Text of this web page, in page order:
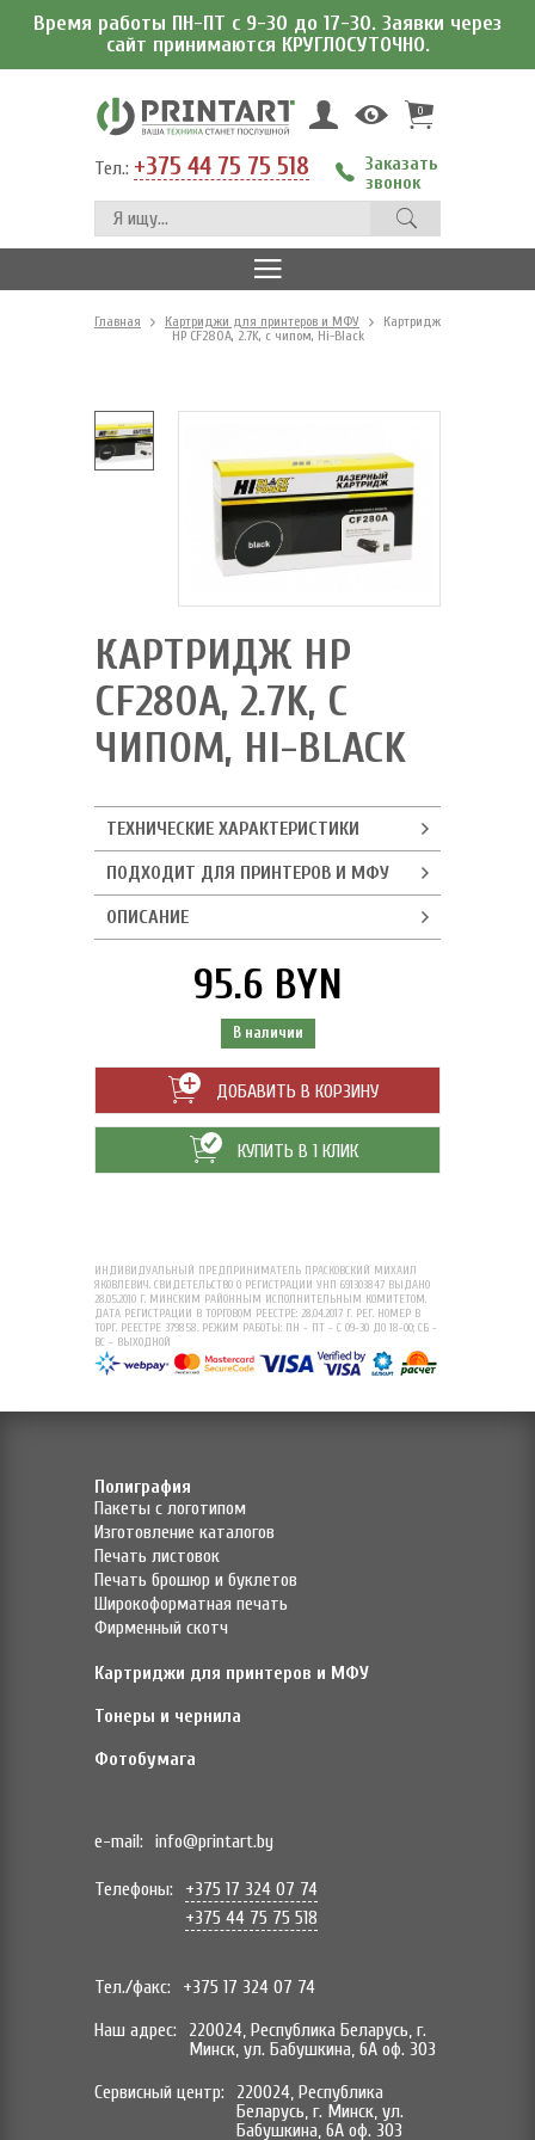
Время работы ПН-ПТ с 9-30 до 17-30. Заявки через
сайт принимаются КРУГЛОСУТОЧНО.
0
Тел.: +375 44 75 75 518
Заказать
звонок
Главная Картриджи для принтеров и МФУ
Картридж
HP CF280A, 2.7K, c чипом, Hi-Black
КАРТРИДЖ HP
CF280A, 2.7K, C
ЧИПОМ, HI-BLACK
ТЕХНИЧЕСКИЕ ХАРАКТЕРИСТИКИ
ПОДХОДИТ ДЛЯ ПРИНТЕРОВ И МФУ
ОПИСАНИЕ
95.6 BYN
В наличии
ДОБАВИТЬ В КОРЗИНУ
КУПИТЬ В 1 КЛИК
ИНДИВИДУАЛЬНЫЙ ПРЕДПРИНИМАТЕЛЬ ПРАСКОВСКИЙ МИХАИЛ
ЯКОВЛЕВИЧ. СВИДЕТЕЛЬСТВО О РЕГИСТРАЦИИ УНП 691303847 ВЫДАНО
28.05.2010 Г. МИНСКИМ РАЙОННЫМ ИСПОЛНИТЕЛЬНЫМ КОМИТЕТОМ.
ДАТА РЕГИСТРАЦИИ В ТОРГОВОМ РЕЕСТРЕ: 28.04.2017 Г. РЕГ. НОМЕР В
ТОРГ. РЕЕСТРЕ 379858. РЕЖИМ РАБОТЫ: ПН - ПТ - С 09-30 ДО 18-00; СБ -
ВС - ВЫХОДНОЙ
Полиграфия
Пакеты с логотипом
Изготовление каталогов
Печать листовок
Печать брошюр и буклетов
Широкоформатная печать
Фирменный скотч
Картриджи для принтеров и МФУ
Тонеры и чернила
Фотобумага
e-mail: info@printart.by
Телефоны:
+375 17 324 07 74
+375 44 75 75 518
Тел./факс:
+375 17 324 07 74
Наш адрес:
220024, Республика Беларусь, г.
Минск, ул. Бабушкина, 6А оф. 303
Сервисный центр:
220024, Республика
Беларусь, г. Минск, ул.
Бабушкина, 6А оф. 303